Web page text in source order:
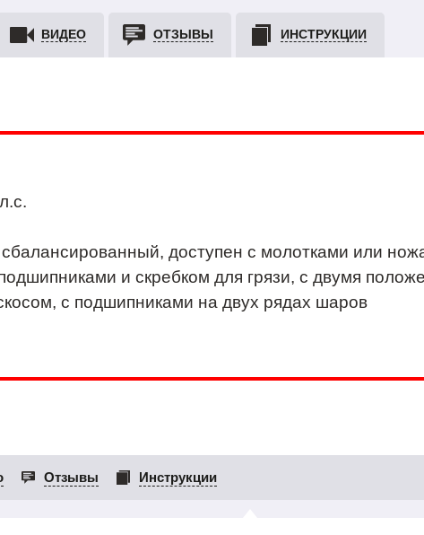
ВИДЕО ОТЗЫВЫ ИНСТРУКЦИИ
доступен с молотками или
и скребком для грязи, с двумя
с подшипниками на двух рядах шаров
Отзывы Инструкции